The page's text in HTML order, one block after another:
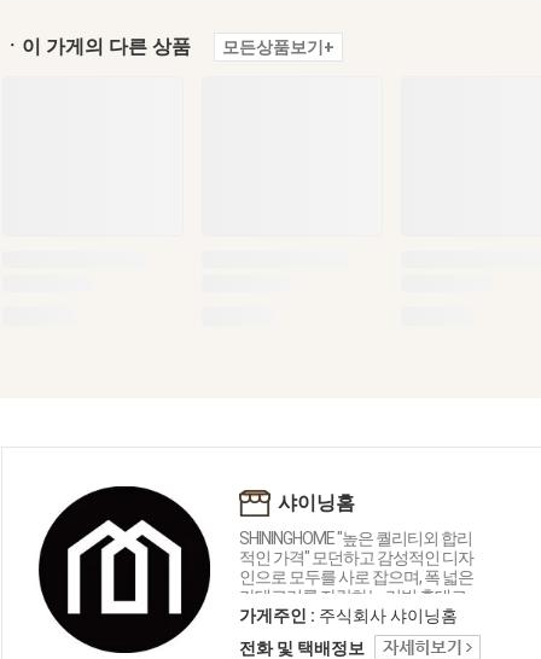
ㆍ이 가게의 다른 상품 모든상품보기+
샤이닝홈
SHININGHOME "높은 퀄리티외 합리
적인 가격" 모던하고 감성적인 디자
인으로 모두를 사로 잡으며, 폭 넓은
카테고리를 자랑하는 리빙 홈데코
인테리어 샤이닝홈입니다.
가게주인 : 주식회사 샤이닝홈
전화 및 택배정보